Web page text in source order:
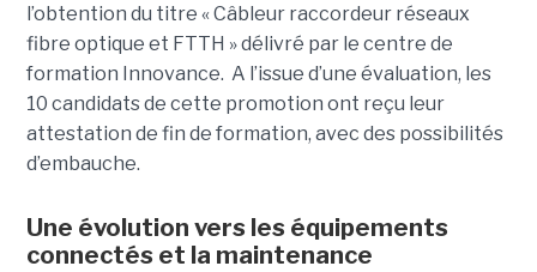
l’obtention du titre « Câbleur raccordeur réseaux
fibre optique et FTTH » délivré par le centre de
formation Innovance. A l’issue d’une évaluation, les
10 candidats de cette promotion ont reçu leur
attestation de fin de formation, avec des possibilités
d’embauche.
Une évolution vers les équipements
connectés et la maintenance